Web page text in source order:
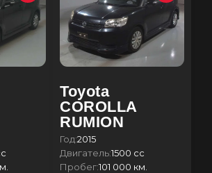
Toyota
COROLLA
RUMION
Год:2015
Двигатель:1500 сс
Пробег:101 000 км.